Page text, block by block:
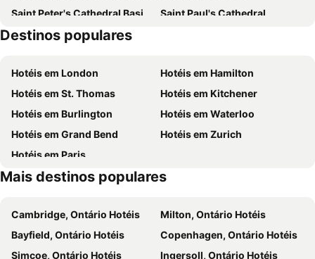
Saint Peter's Cathedral Basilica
Saint Paul's Cathedral
Region of Waterloo International Airport
Destinos populares
Hotéis em London
Hotéis em Hamilton
Hotéis em St. Thomas
Hotéis em Kitchener
Hotéis em Burlington
Hotéis em Waterloo
Hotéis em Grand Bend
Hotéis em Zurich
Hotéis em Paris
Mais destinos populares
Cambridge, Ontário Hotéis
Milton, Ontário Hotéis
Bayfield, Ontário Hotéis
Copenhagen, Ontário Hotéis
Simcoe, Ontário Hotéis
Ingersoll, Ontário Hotéis